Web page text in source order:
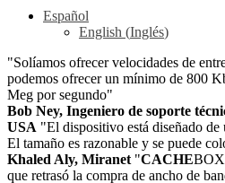
Español
English (Inglés)
"Solíamos ofrecer velocidades de
podemos ofrecer un mínimo de 800
Meg por segundo"
Bob Ney, Ingeniero de soporte
USA "El dispositivo está diseñado
El tamaño es razonable y se puede
Khaled Aly, Miranet "CACHEBOX
que retrasó la compra de ancho de